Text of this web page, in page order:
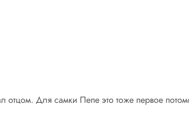
Для самки Пепе это тоже первое